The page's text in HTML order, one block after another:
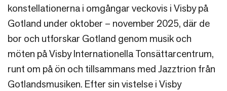
konstellationerna i omgångar veckovis i Visby på
Gotland under oktober – november 2025, där de
bor och utforskar Gotland genom musik och
möten på Visby Internationella Tonsättarcentrum,
runt om på ön och tillsammans med Jazztrion från
Gotlandsmusiken. Efter sin vistelse i Visby